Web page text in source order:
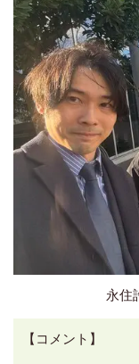
永住
【コメント】